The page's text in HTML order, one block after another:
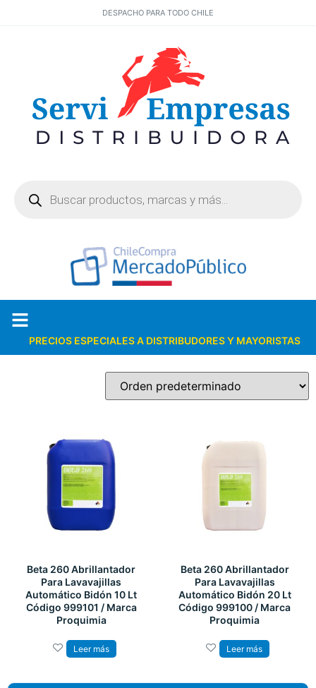
DESPACHO PARA TODO CHILE
PRECIOS ESPECIALES A DISTRIBUDORES Y MAYORISTAS
Beta 260 Abrillantador
Para Lavavajillas
Automático Bidón 10 Lt
Código 999101 / Marca
Proquimia
Leer más
Beta 260 Abrillantador
Para Lavavajillas
Automático Bidón 20 Lt
Código 999100 / Marca
Proquimia
Leer más